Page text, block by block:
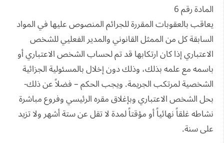
المادة رقم 6
يعاقب بالعقوبات المقررة للجرائم المنصوص عليها في المواد
السابقة كل من الممثل القانوني والمدير الفعليي للشخص
الاعتباري إذا كان ارتكابها قد تم لحساب الشخص الاعتباري أو
باسمه مع علمه بذلك، وذلك دون إخلال بالمسئولية الجزائية
الشخصية لمرتكب الجريمة. ويجب الحكم – فضلاً عن ذلك-
بحل الشخص الاعتباري وبإغلاق مقره الرئيسي وفروع مباشرة
نشاطه غلقاً نهائياً أو مؤقتاً لمدة لا تقل عن ستة أشهر ولا تزيد
على سنة.